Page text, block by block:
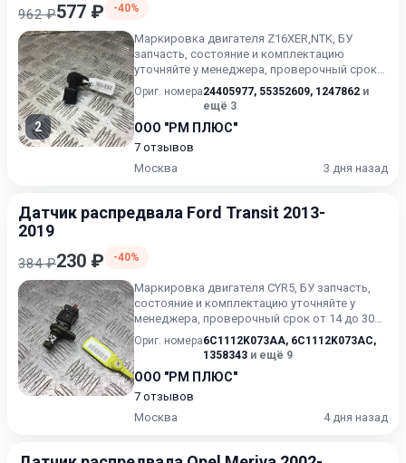
962 ₽577 ₽ -40%
2
Маркировка двигателя Z16XER,NTK, БУ
запчасть, состояние и комплектацию
уточняйте у менеджера, проверочный срок
от 14 до 30 дней.
Ориг. номера24405977, 55352609, 1247862 и
ещё 3
ООО "РМ ПЛЮС"
7 отзывов
Москва
3 дня назад
Датчик распредвала Ford Transit 2013-
2019
384 ₽230 ₽ -40%
Маркировка двигателя CYR5, БУ запчасть,
состояние и комплектацию уточняйте у
менеджера, проверочный срок от 14 до 30
дней.
Ориг. номера6C1112K073AA, 6C1112K073AC,
1358343 и ещё 9
ООО "РМ ПЛЮС"
7 отзывов
Москва
4 дня назад